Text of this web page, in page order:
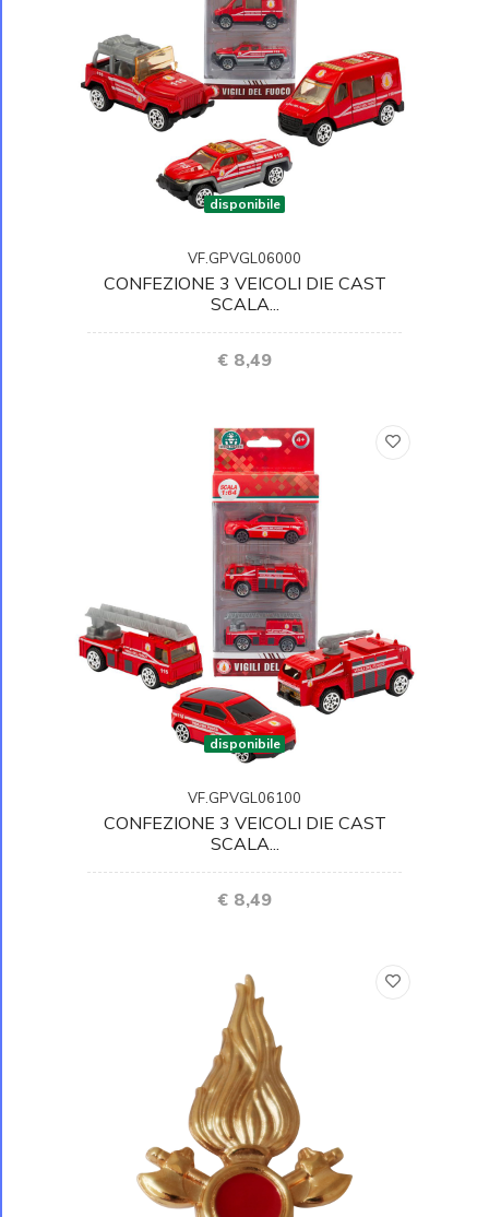
disponibile
VF.GPVGL06000
CONFEZIONE 3 VEICOLI DIE CAST
SCALA...
€ 8,49
disponibile
VF.GPVGL06100
CONFEZIONE 3 VEICOLI DIE CAST
SCALA...
€ 8,49